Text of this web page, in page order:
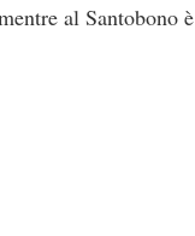
al Santobono è